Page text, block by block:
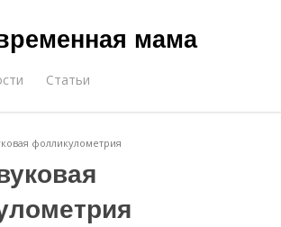
мама
Статьи
фолликулометрия